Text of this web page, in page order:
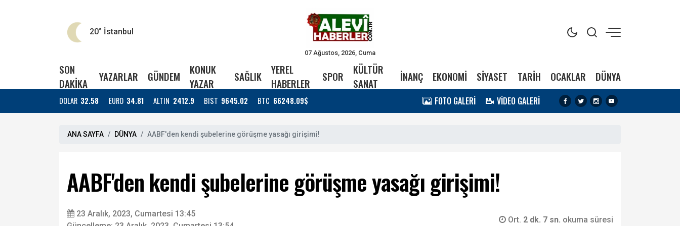
20° İstanbul
07 Ağustos, 2026, Cuma
SON
DAKİKA
YAZARLAR GÜNDEM
KONUK
YAZAR
SAĞLIK
YEREL
HABERLER
SPOR
KÜLTÜR
SANAT
İNANÇ EKONOMİ SİYASET TARİH OCAKLAR DÜNYA
DOLAR 32.58 EURO 34.81 ALTIN 2412.9 BIST 9645.02 BTC 66248.09$ FOTO GALERİ VİDEO GALERİ
ANA SAYFA DÜNYA AABF'den kendi şubelerine görüşme yasağı girişimi!
AABF'den kendi şubelerine görüşme yasağı girişimi!
23 Aralık, 2023, Cumartesi 13:45
Ort. 2 dk. 7 sn. okuma süresi